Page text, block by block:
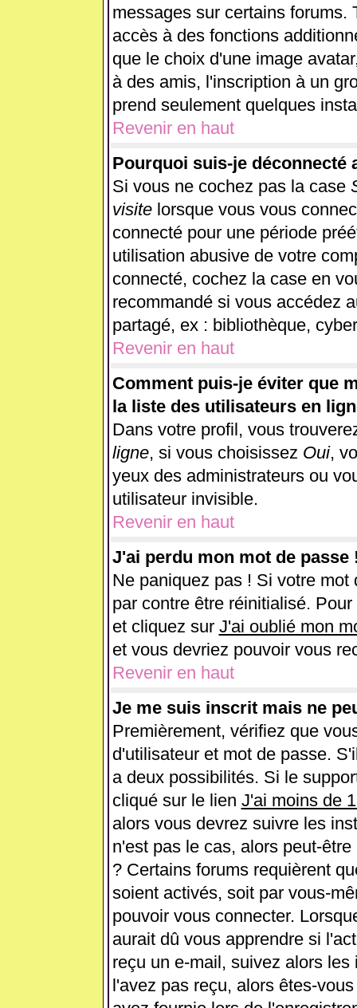
messages sur certains forums.
accès à des fonctions
que le choix d'une image
à des amis, l'inscription à un
prend seulement quelques
Revenir en haut
Pourquoi suis-je déconnecté
Si vous ne cochez pas la case
visitelorsque vous vous
connecté pour une période
utilisation abusive de votre
connecté, cochez la case en
recommandé si vous accédez
partagé, ex : bibliothèque,
Revenir en haut
Comment puis-je éviter que
la liste des utilisateurs en
Dans votre profil, vous
ligne, si vous choisissez Oui,
yeux des administrateurs ou
utilisateur invisible.
Revenir en haut
J'ai perdu mon mot de passe
Ne paniquez pas ! Si votre
par contre être réinitialisé.
et cliquez sur J'ai oublié mon
et vous devriez pouvoir vous
Revenir en haut
Je me suis inscrit mais ne
Premièrement, vérifiez que
d'utilisateur et mot de passe.
a deux possibilités. Si le
cliqué sur le lien J'ai moins de
alors vous devrez suivre les
n'est pas le cas, alors peut-
? Certains forums requièrent
soient activés, soit par vous-
pouvoir vous connecter.
aurait dû vous apprendre si
reçu un e-mail, suivez alors
l'avez pas reçu, alors êtes-